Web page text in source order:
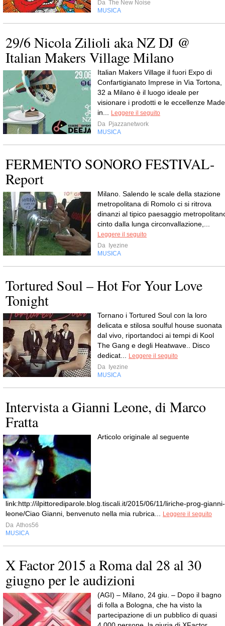
Da The New Noise
MUSICA
29/6 Nicola Zilioli aka NZ DJ @
Italian Makers Village Milano
Italian Makers Village il fuori Expo di
Confartigianato Imprese in Via Tortona,
32 a Milano è il luogo ideale per
visionare i prodotti e le eccellenze Made
in...
Leggere il seguito
Da Pjazzanetwork
MUSICA
FERMENTO SONORO FESTIVAL-
Report
Milano. Salendo le scale della stazione
metropolitana di Romolo ci si ritrova
dinanzi al tipico paesaggio
cinto dalla lunga circonvallazione,...
Leggere il seguito
Da
Iyezine
MUSICA
Tortured Soul – Hot For Your Love
Tonight
Tornano i Tortured Soul con la loro
delicata e stilosa soulful house suonata
dal vivo, riportandoci ai tempi di Kool
The Gang e degli Heatwave.. Disco
dedicat...
Leggere il seguito
Da
Iyezine
MUSICA
Intervista a Gianni Leone, di Marco
Fratta
Articolo originale al seguente
link:http://ilpittorediparole.blog.tiscali.it/2015/06/11/liriche-prog-gianni-
leone/Ciao Gianni, benvenuto nella mia rubrica...
Leggere il seguito
Da Athos56
MUSICA
X Factor 2015 a Roma dal 28 al 30
giugno per le audizioni
(AGI) – Milano, 24 giu. – Dopo il bagno
di folla a Bologna, che ha visto la
partecipazione di un pubblico di quasi